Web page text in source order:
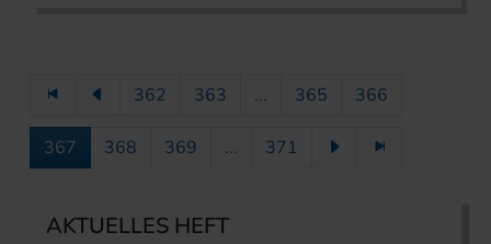
362 363 ... 365 366
367 368 369 ... 371
AKTUELLES HEFT